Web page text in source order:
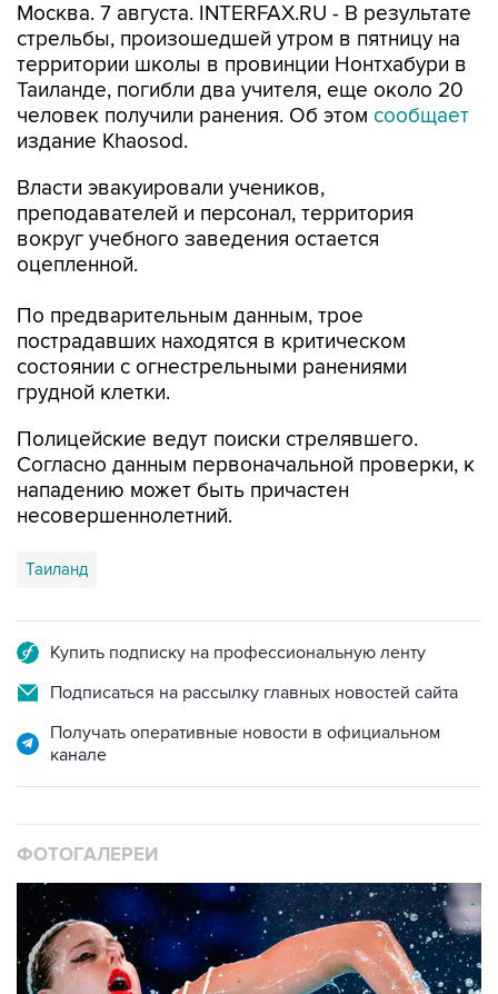
Москва. 7 августа. INTERFAX.RU - В результате
стрельбы, произошедшей утром в пятницу на
территории школы в провинции Нонтхабури в
Таиланде, погибли два учителя, еще около 20
человек получили ранения. Об этом сообщает
издание Khaosod.
Власти эвакуировали учеников,
преподавателей и персонал, территория
вокруг учебного заведения остается
оцепленной.
По предварительным данным, трое
пострадавших находятся в критическом
состоянии с огнестрельными ранениями
грудной клетки.
Полицейские ведут поиски стрелявшего.
Согласно данным первоначальной проверки, к
нападению может быть причастен
несовершеннолетний.
Таиланд
Купить подписку на профессиональную ленту
Подписаться на рассылку главных новостей сайта
Получать оперативные новости в официальном
канале
ФОТОГАЛЕРЕИ